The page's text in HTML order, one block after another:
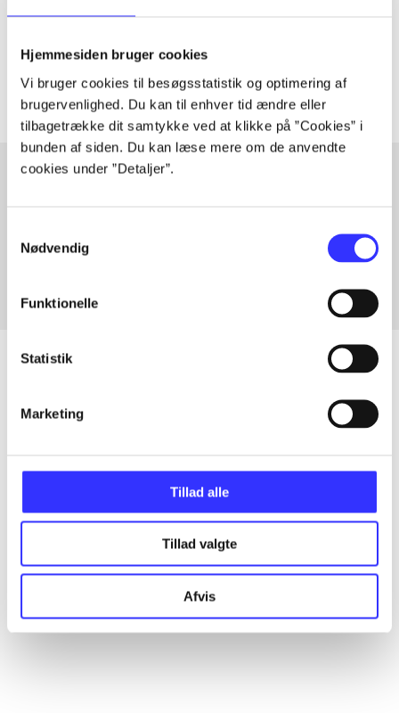
Hjemmesiden bruger cookies
Vi bruger cookies til besøgsstatistik og optimering af
brugervenlighed. Du kan til enhver tid ændre eller
tilbagetrække dit samtykke ved at klikke på ”Cookies” i
bunden af siden. Du kan læse mere om de anvendte
cookies under ”Detaljer”.
Nødvendig
Funktionelle
Statistik
Marketing
Tillad alle
Tillad valgte
Afvis
Artiklerne i handler ofte om
Fra
Artikler